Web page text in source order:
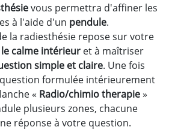
vous permettra d'affiner les
à l'aide d'un pendule.
la radiesthésie repose sur votre
calme intérieur et à maîtriser
simple et claire. Une fois
formulée intérieurement
« Radio/chimio therapie»
plusieurs zones, chacune
réponse à votre question.